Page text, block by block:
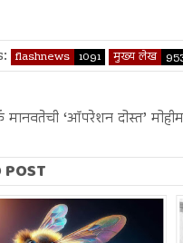
flashnews 1091 मुख्य लेख
मानवतेची ‘ऑपरेशन दोस्त’ मोहीम
POST